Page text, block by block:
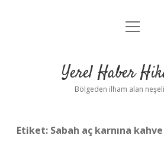
Anasayfa
Yasal Uyarı
menüyü
Yerel Haber
Bölgeden ilham alan
Etiket: Sabah aç karnına